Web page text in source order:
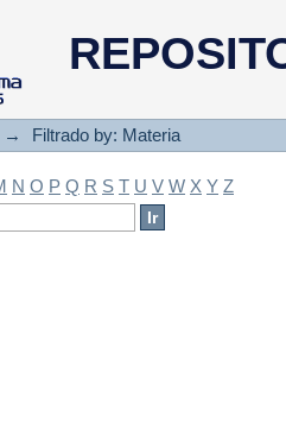
→ Filtrado by: Materia
N O P Q R S T U V W X Y Z